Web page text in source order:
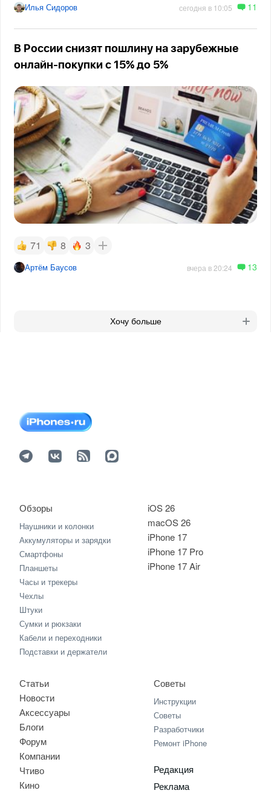
Илья Сидоров сегодня в 10:05 11
В России снизят пошлину на зарубежные
онлайн-покупки с 15% до 5%
71 8 3
Артём Баусов вчера в 20:24 13
Хочу больше
iOS 26
macOS 26
iPhone 17
iPhone 17 Pro
iPhone 17 Air
Обзоры
Наушники и колонки
Аккумуляторы и зарядки
Смартфоны
Планшеты
Часы и трекеры
Чехлы
Штуки
Сумки и рюкзаки
Кабели и переходники
Подставки и держатели
Статьи
Новости
Аксессуары
Блоги
Форум
Компании
Чтиво
Кино
Советы
Инструкции
Советы
Разработчики
Ремонт iPhone
Редакция
Реклама